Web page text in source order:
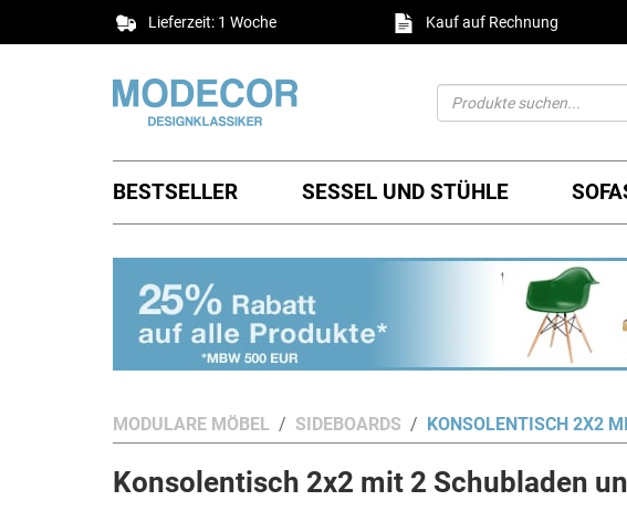
Lieferzeit: 1 Woche Kauf auf Rechnung
BESTSELLER SESSEL UND STÜHLE
MODULARE MÖBEL SIDEBOARDS KONSOLENTISCH 2X2
Konsolentisch 2x2 mit 2 Schubladen